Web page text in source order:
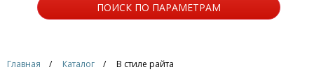
ПОИСК ПО ПАРАМЕТРАМ
Главная Каталог В стиле райта